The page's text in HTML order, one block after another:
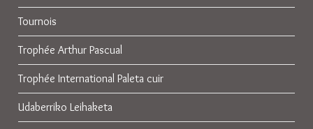
Tournois
Trophée Arthur Pascual
Trophée International Paleta cuir
Udaberriko Leihaketa